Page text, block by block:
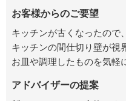
お客様からのご要望
キッチンが古くなったので
キッチンの間仕切り壁が視
お皿や調理したものを気軽
アドバイザーの提案